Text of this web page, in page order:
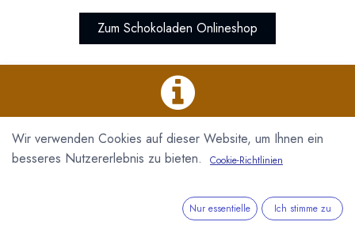
Zum Schokoladen Onlineshop
Magazin für Schokolade, Kakao und Pralinen
Aktuelle Meldungen und Hintergründe rund um Schokolade,
Kakaobaum, die Herstellung, mehr...
Wir verwenden Cookies auf dieser Website, um Ihnen ein
besseres Nutzererlebnis zu bieten.
Cookie-Richtlinien
Nur essentielle Ich stimme zu